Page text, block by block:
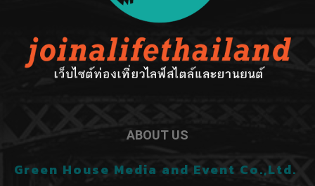
ABOUT US
Green House Media and Event Co.,Ltd.